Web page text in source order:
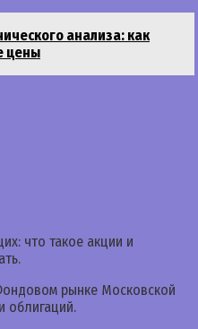
анализа: как
цены
что такое акции и
рынке Московской
облигаций.